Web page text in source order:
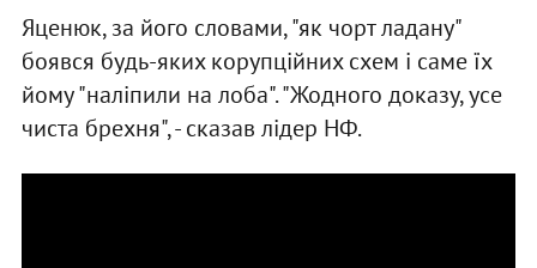
Яценюк, за його словами, "як чорт ладану"
боявся будь-яких корупційних схем і саме їх
йому "наліпили на лоба". "Жодного доказу, усе
чиста брехня", - сказав лідер НФ.